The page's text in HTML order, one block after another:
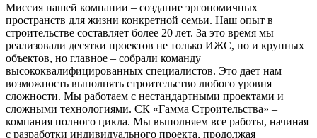
Миссия нашей компании – создание эргономичных
пространств для жизни конкретной семьи. Наш опыт в
строительстве составляет более 20 лет. За это время мы
реализовали десятки проектов не только ИЖС, но и крупных
объектов, но главное – собрали команду
высококвалифицированных специалистов. Это дает нам
возможность выполнять строительство любого уровня
сложности. Мы работаем с нестандартными проектами и
сложными технологиями. СК «Гамма Строительства» –
компания полного цикла. Мы выполняем все работы, начиная
с разработки индивидуального проекта, продолжая